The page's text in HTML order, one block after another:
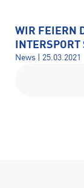
WIR FEIERN
News | 25.03.2021